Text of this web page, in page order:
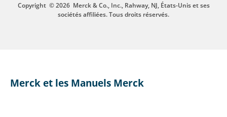
Copyright © 2026 Merck & Co., Inc., Rahway, NJ, États-Unis et ses
sociétés affiliées. Tous droits réservés.
Merck et les Manuels Merck